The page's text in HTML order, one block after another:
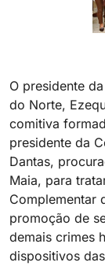
O presidente
do Norte,
comitiva
presidente da
Dantas,
Maia, para
Complementar
promoção de
demais crimes
dispositivos